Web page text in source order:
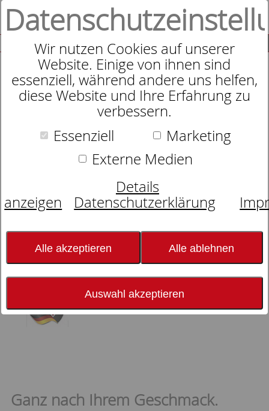
Wir nutzen Cookies auf unserer
Website. Einige von ihnen sind
essenziell, während andere uns helfen,
diese Website und Ihre Erfahrung zu
verbessern.
Essenziell
Marketing
Externe Medien
Details
anzeigen
Datenschutzerklärung
Alle akzeptieren Alle ablehnen
Auswahl akzeptieren
SUCHE
Dayco Boxspringbett Ambassador
Ganz nach Ihrem Geschmack.